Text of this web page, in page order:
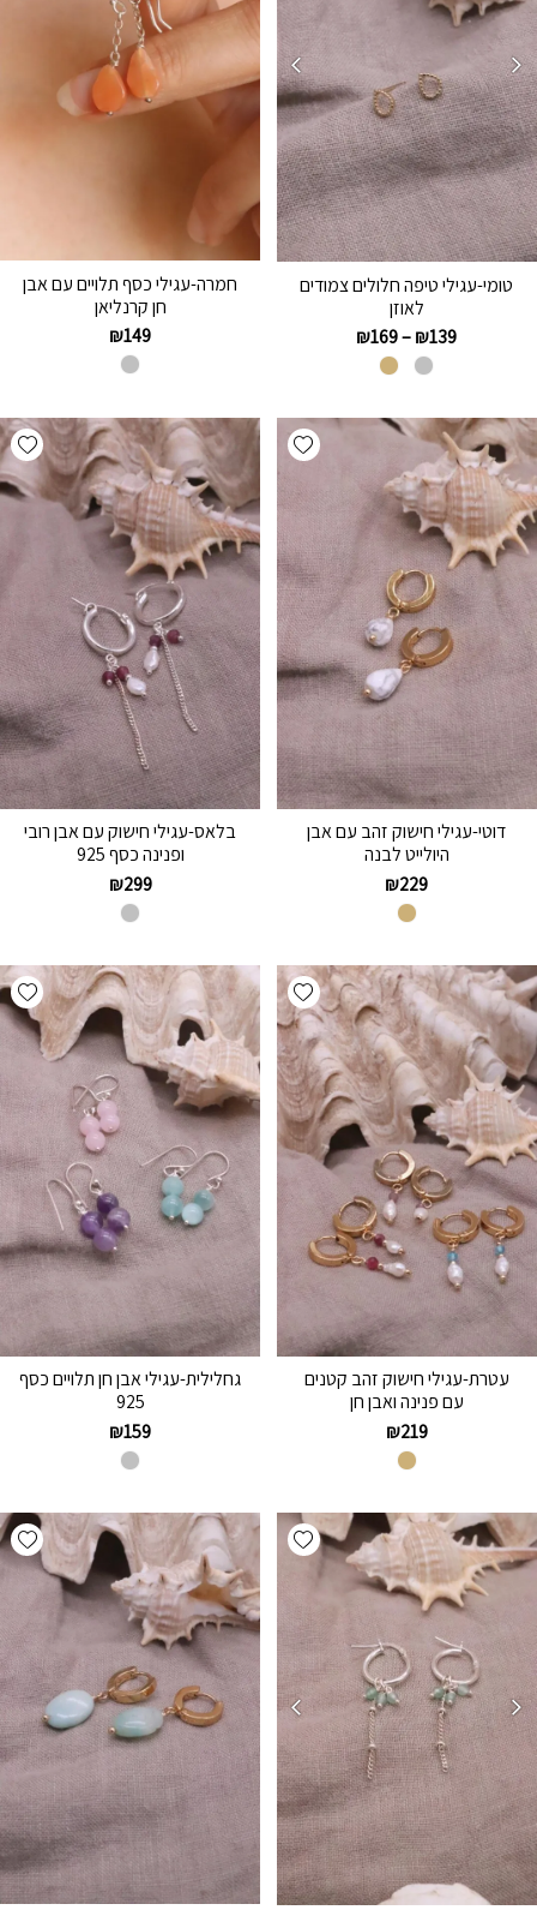
טומי-עגילי טיפה חלולים צמודים
לאוזן
₪139
–
₪169
חמרה-עגילי כסף תלויים עם אבן
חן קרנליאן
₪149
Add wishlist
דוטי-עגילי חישוק זהב עם אבן
היולייט לבנה
₪229
בלאס-עגילי חישוק עם אבן רובי
ופנינה כסף 925
₪299
Add wishlist
עטרת-עגילי חישוק זהב קטנים
עם פנינה ואבן חן
₪219
גחלילית-עגילי אבן חן תלויים כסף
925
₪159
Add wishlist